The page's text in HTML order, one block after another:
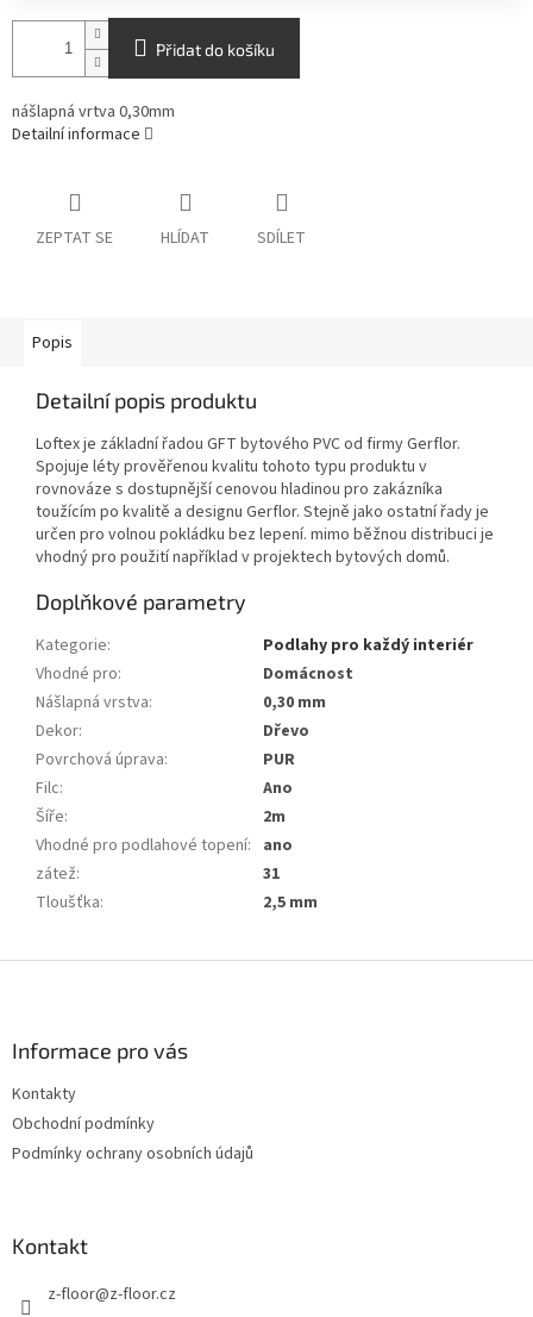
Přidat do košíku
nášlapná vrtva 0,30mm
Detailní informace
ZEPTAT SE HLÍDAT SDÍLET
Popis
Detailní popis produktu
Loftex je základní řadou GFT bytového PVC od firmy Gerflor.
Spojuje léty prověřenou kvalitu tohoto typu produktu v
rovnováze s dostupnější cenovou hladinou pro zakázníka
toužícím po kvalitě a designu Gerflor. Stejně jako ostatní řady je
určen pro volnou pokládku bez lepení. mimo běžnou distribuci je
vhodný pro použití například v projektech bytových domů.
Doplňkové parametry
Kategorie:
Podlahy pro každý interiér
Vhodné pro:
Domácnost
Nášlapná vrstva:
0,30 mm
Dekor:
Dřevo
Povrchová úprava:
PUR
Filc:
Ano
Šíře:
2m
Vhodné pro podlahové topení: ano
zátež:
31
Tloušťka: 2,5 mm
Informace pro vás
Kontakty
Obchodní podmínky
Podmínky ochrany osobních údajů
Kontakt
z-floor@z-floor.cz